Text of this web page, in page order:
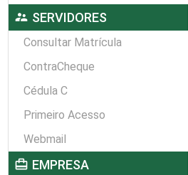
supervisor_account SERVIDORES
Consultar Matrícula
ContraCheque
Cédula C
Primeiro Acesso
Webmail
card_travel EMPRESA